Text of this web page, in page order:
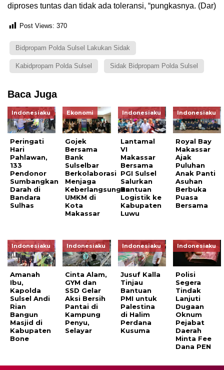
diproses tuntas dan tidak ada toleransi, “pungkasnya. (Dar)
Post Views: 370
Bidpropam Polda Sulsel Lakukan Sidak
Kabidpropam Polda Sulsel Sidak Bidpropam Polda Sulsel
Baca Juga
Indonesiaku
Peringati
Hari
Pahlawan,
133
Pendonor
Sumbangkan
Darah di
Bandara
Sulhas
Ekonomi
Gojek
Bersama
Bank
Sulselbar
Berkolaborasi
Menjaga
Keberlangsungan
UMKM di
Kota
Makassar
Indonesiaku
Lantamal
VI
Makassar
Bersama
PGI Sulsel
Salurkan
Bantuan
Logistik ke
Kabupaten
Luwu
Indonesiaku
Royal Bay
Makassar
Ajak
Puluhan
Anak Panti
Asuhan
Berbuka
Puasa
Bersama
Indonesiaku
Amanah
Ibu,
Kapolda
Sulsel Andi
Rian
Bangun
Masjid di
Kabupaten
Bone
Indonesiaku
Cinta Alam,
GYM dan
SSD Gelar
Aksi Bersih
Pantai di
Kampung
Penyu,
Selayar
Indonesiaku
Jusuf Kalla
Tinjau
Bantuan
PMI untuk
Palestina
di Halim
Perdana
Kusuma
Indonesiaku
Polisi
Segera
Tindak
Lanjuti
Dugaan
Oknum
Pejabat
Daerah
Minta Fee
Dana PEN